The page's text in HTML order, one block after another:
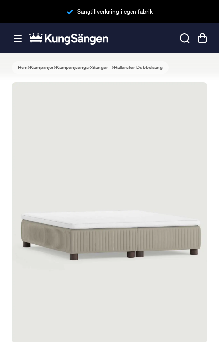
Sängtillverkning i egen fabrik
Hem Kampanjer Kampanjsängar Sängar Hallarskär Dubbelsäng